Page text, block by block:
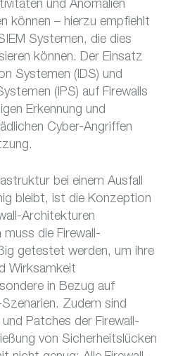
und Anomalien
können – hierzu empfiehlt
Systemen, die dies
können. Der Einsatz
Systemen (IDS) und
(IPS) auf Firewalls
Erkennung und
Cyber-Angriffen
bei einem Ausfall
bleibt, ist die Konzeption
Architekturen
die Firewall-
getestet werden, um ihre
Wirksamkeit
in Bezug auf
Zudem sind
Patches der Firewall-
von Sicherheitslücken